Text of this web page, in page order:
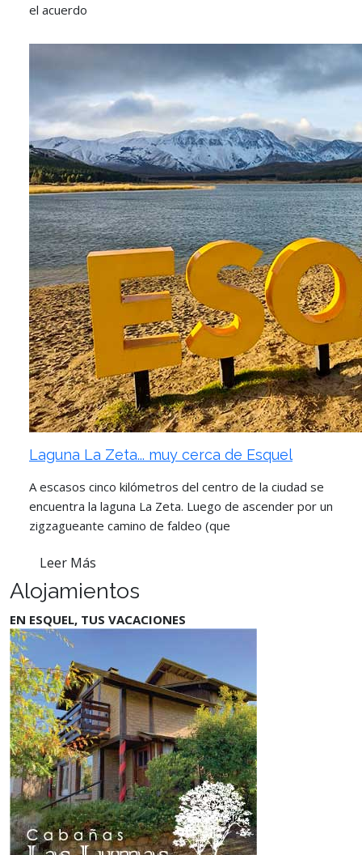
el acuerdo
Laguna La Zeta... muy cerca de Esquel
A escasos cinco kilómetros del centro de la ciudad se
encuentra la laguna La Zeta. Luego de ascender por un
zigzagueante camino de faldeo (que
Leer Más
Alojamientos
EN ESQUEL, TUS VACACIONES